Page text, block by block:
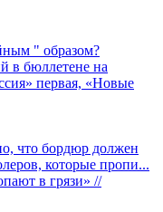
" образом?
в бюллетене на
первая, «Новые
что бордюр должен
которые пропи...
в грязи» //